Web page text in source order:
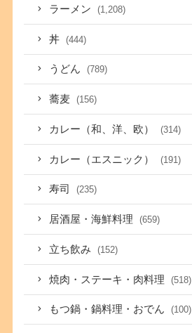
ラーメン (1,208)
丼 (444)
うどん (789)
蕎麦 (156)
カレー（和、洋、欧） (314)
カレー（エスニック） (191)
寿司 (235)
居酒屋・海鮮料理 (659)
立ち飲み (152)
焼肉・ステーキ・肉料理 (518)
もつ鍋・鍋料理・おでん (100)